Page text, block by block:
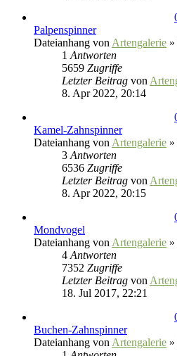
Palpenspinner
Dateianhang von Artengalerie
1 Antworten
5659 Zugriffe
Letzter Beitrag von
8. Apr 2022, 20:14
Kamel-Zahnspinner
Dateianhang von Artengalerie
3 Antworten
6536 Zugriffe
Letzter Beitrag von
8. Apr 2022, 20:15
Mondvogel
Dateianhang von Artengalerie
4 Antworten
7352 Zugriffe
Letzter Beitrag von
18. Jul 2017, 22:21
Buchen-Zahnspinner
Dateianhang von Artengalerie